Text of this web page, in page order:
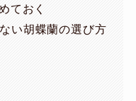
ておく
い胡蝶蘭の選び方